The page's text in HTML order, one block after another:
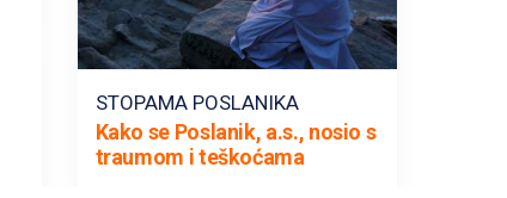
STOPAMA POSLANIKA
Kako se Poslanik, a.s., nosio s
traumom i teškoćama